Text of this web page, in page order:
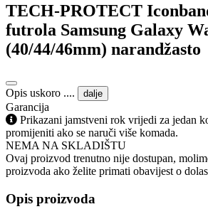
TECH-PROTECT
futrola Samsung Galaxy
(40/44/46mm) narandžasto
Opis uskoro .... dalje
Garancija
Prikazani jamstveni rok vrijedi za jedan
promijeniti ako se naruči više komada.
NEMA NA SKLADIŠTU
Ovaj proizvod trenutno nije dostupan,
proizvoda ako želite primati obavijest o
Opis proizvoda